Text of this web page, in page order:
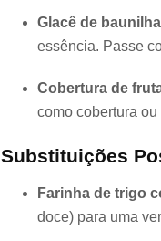
Glacê de baunilha
essência. Passe
Cobertura de
como cobertura ou
Substituições
Farinha de trigo
doce) para uma